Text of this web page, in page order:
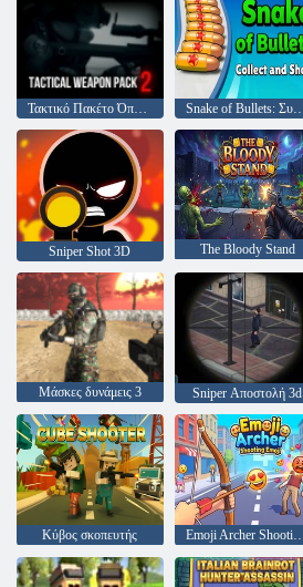
Snake of Bullets: Συλλέξτε και πυροβολήστε!
Sniper Shot 3D The Bloody Stand
Μάσκες δυνάμεις 3 Sniper Αποστολή 3d
Κύβος σκοπευτής Emoji Archer Shooting Emoji